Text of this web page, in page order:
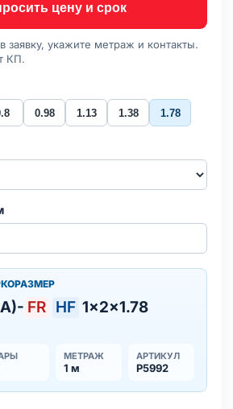
цену и срок
заявку, укажите метраж и контакты.
КП.
0.98 1.13 1.38 1.78
FR HF 1×2×1.78
МЕТРАЖ
1 м
АРТИКУЛ
Р5992